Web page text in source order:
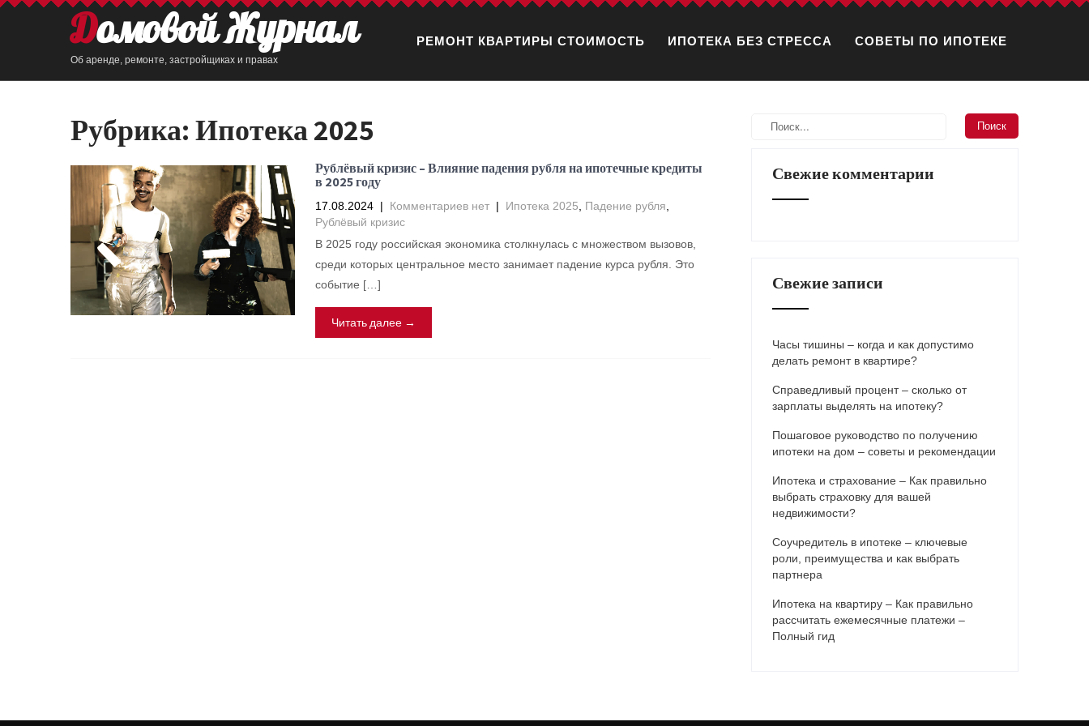
Домовой Журнал
Об аренде, ремонте, застройщиках и правах
РЕМОНТ КВАРТИРЫ СТОИМОСТЬ ИПОТЕКА БЕЗ СТРЕССА СОВЕТЫ ПО ИПОТЕКЕ
Рубрика:Ипотека 2025
Рублёвый кризис – Влияние падения рубля на ипотечные кредиты
в 2025 году
17.08.2024 | Комментариев нет | Ипотека 2025 Падение рубля
Рублёвый кризис
В 2025 году российская экономика столкнулась с множеством вызовов,
среди которых центральное место занимает падение курса рубля. Это
событие […]
Читать далее →
Свежие комментарии
Свежие записи
Часы тишины – когда и как допустимо
делать ремонт в квартире?
Справедливый процент – сколько от
зарплаты выделять на ипотеку?
Пошаговое руководство по получению
ипотеки на дом – советы и рекомендации
Ипотека и страхование – Как правильно
выбрать страховку для вашей
недвижимости?
Соучредитель в ипотеке – ключевые
роли, преимущества и как выбрать
партнера
Ипотека на квартиру – Как правильно
рассчитать ежемесячные платежи –
Полный гид